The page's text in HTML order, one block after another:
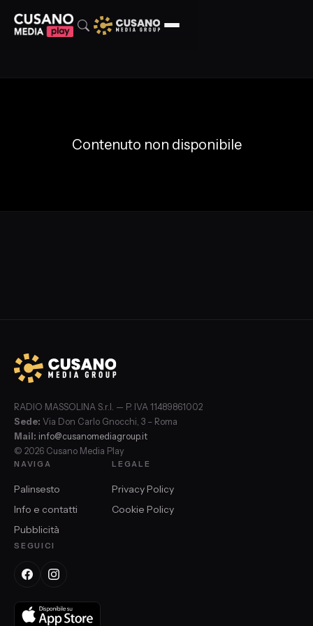
Contenuto non disponibile
RADIO MASSOLINA S.r.l. — P. IVA 11489861002
Sede: Via Don Carlo Gnocchi, 3 – Roma
Mail: info@cusanomediagroup.it
© 2026 Cusano Media Play
NAVIGA
Palinsesto
Info e contatti
Pubblicità
LEGALE
Privacy Policy
Cookie Policy
SEGUICI